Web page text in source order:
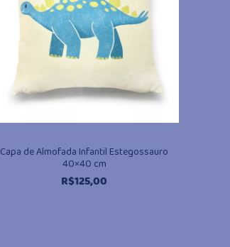
Capa de Almofada Infantil Estegossauro
40×40 cm
R$125,00